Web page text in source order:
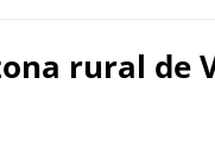
rural de